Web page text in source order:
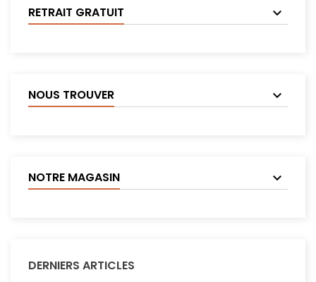
RETRAIT GRATUIT
NOUS TROUVER
NOTRE MAGASIN
DERNIERS ARTICLES